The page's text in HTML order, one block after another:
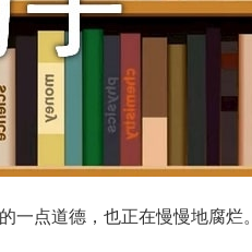
一点道德，也正在慢慢地腐烂。